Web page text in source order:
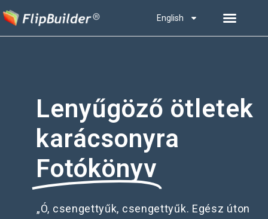
English
Lenyűgöző ötletek
karácsonyra
Fotókönyv
„Ó, csengettyűk, csengettyűk. Egész úton